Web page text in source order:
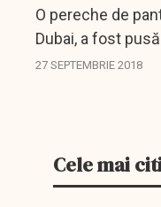
O pereche de
Dubai, a fost
milioane de
27 SEPTEMBRIE 2018
Cele mai